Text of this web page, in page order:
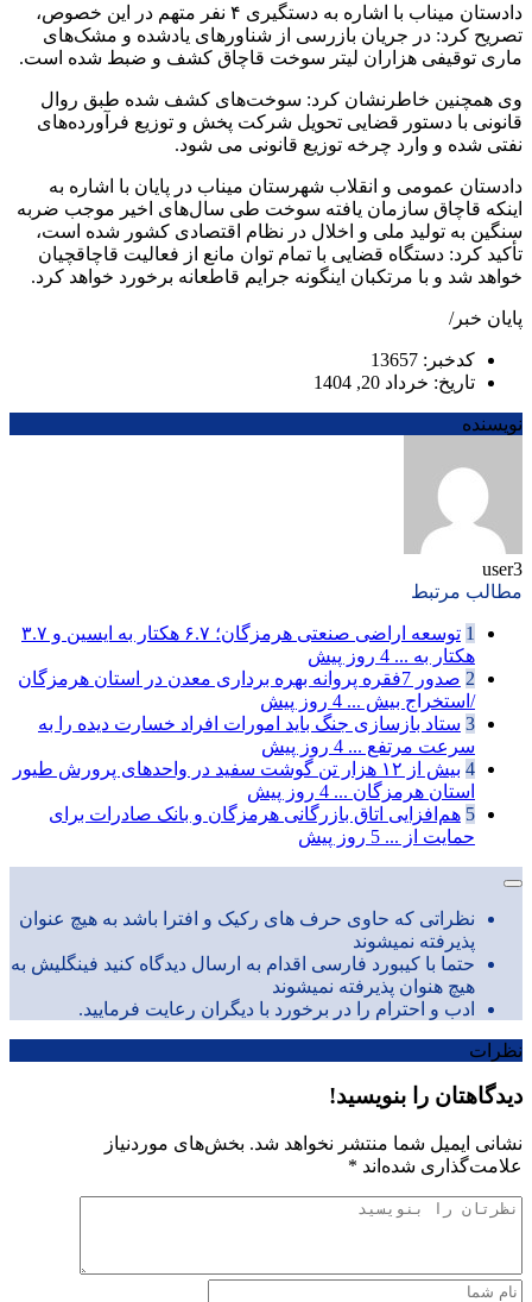
دادستان میناب با اشاره به دستگیری ۴ نفر متهم در این خصوص،
تصریح کرد: در جریان بازرسی از شناورهای یادشده و مشک‌های
ماری توقیفی هزاران لیتر سوخت قاچاق کشف و ضبط شده است.
وی همچنین خاطرنشان کرد: سوخت‌های کشف شده طبق روال
قانونی با دستور قضایی تحویل شرکت پخش و توزیع فرآورده‌های
نفتی شده و وارد چرخه توزیع قانونی می شود.
دادستان عمومی و انقلاب شهرستان میناب در پایان با اشاره به
اینکه قاچاق سازمان یافته سوخت طی سال‌های اخیر موجب ضربه
سنگین به تولید ملی و اخلال در نظام اقتصادی کشور شده است،
تأکید کرد: دستگاه قضایی با تمام توان مانع از فعالیت قاچاقچیان
خواهد شد و با مرتکبان اینگونه جرایم قاطعانه برخورد خواهد کرد.
پایان خبر/
کدخبر: 13657
تاریخ: خرداد 20, 1404
نویسنده
user3
مطالب مرتبط
1
توسعه اراضی صنعتی هرمزگان؛ ۶.۷ هکتار به ایسین و ۳.۷
هکتار به ... 4 روز پیش
2
صدور 7فقره پروانه بهره برداری معدن در استان هرمزگان
/استخراج بیش ... 4 روز پیش
3 ستاد بازسازی جنگ باید امورات افراد خسارت دیده را به
سرعت مرتفع ... 4 روز پیش
4
بیش از ۱۲ هزار تن گوشت سفید در واحدهای پرورش طیور
استان هرمزگان ... 4 روز پیش
5 هم‌افزایی اتاق بازرگانی هرمزگان و بانک صادرات برای
حمایت از ... 5 روز پیش
نظراتی که حاوی حرف های رکیک و افترا باشد به هیچ عنوان
پذیرفته نمیشوند
حتما با کیبورد فارسی اقدام به ارسال دیدگاه کنید فینگلیش به
هیچ هنوان پذیرفته نمیشوند
ادب و احترام را در برخورد با دیگران رعایت فرمایید.
نظرات
دیدگاهتان را بنویسید!
نشانی ایمیل شما منتشر نخواهد شد. بخش‌های موردنیاز
علامت‌گذاری شده‌اند *